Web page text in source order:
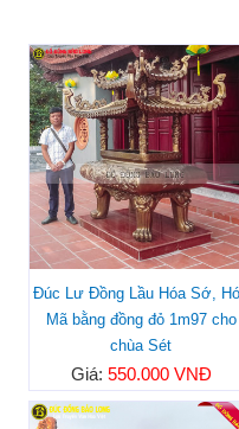
Đúc Lư Đồng Lầu Hóa Sớ,
Mã bằng đồng đỏ 1m97 cho
chùa Sét
Giá: 550.000 VNĐ